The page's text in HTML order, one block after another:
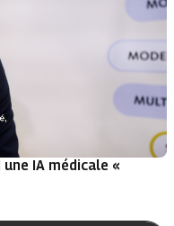
IA médicale «